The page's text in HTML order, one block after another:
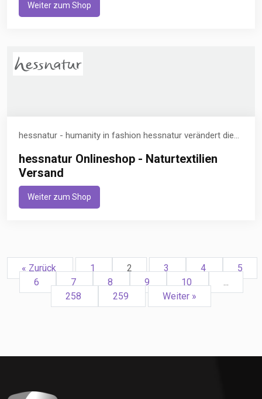
Weiter zum Shop
hessnatur - humanity in fashion hessnatur verändert die...
hessnatur Onlineshop - Naturtextilien
Versand
Weiter zum Shop
« Zurück 1 2 3 4
5
6
7 8 9 10
...
258
259 Weiter »